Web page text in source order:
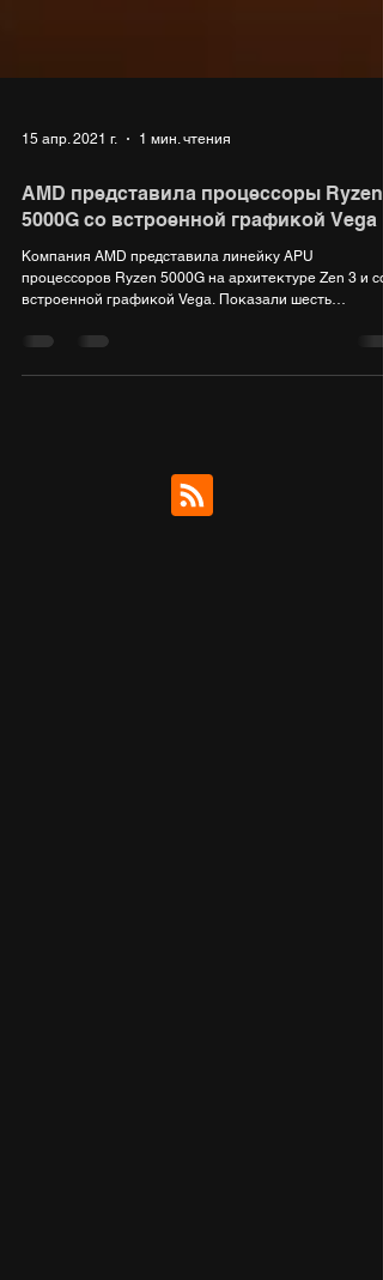
15 апр. 2021 г. 1 мин. чтения
AMD представила процессоры Ryzen
5000G со встроенной графикой Vega
Компания AMD представила линейку APU
встроенной графикой Vega. Показали шесть
моделей:...